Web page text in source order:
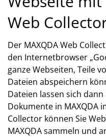
Web
Der MAXQDA Web
den Internetbrowser
ganze Webseiten, Teile
Dateien abspeichern
Dateien lassen sich dann
Dokumente in MAXQDA
Collector können Sie
MAXQDA sammeln und